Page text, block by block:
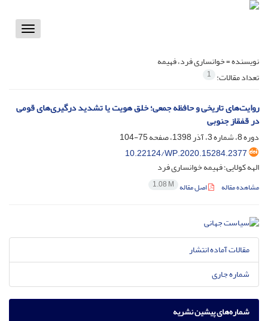
Toggle
نویسنده =خوانساری فرد، فهیمه
تعداد مقالات: 1
روایت‌های‌ تاریخی و حافظه جمعی؛ خلق هویت یا تشدید درگیری‌های قومی
در قفقاز جنوبی
دوره 8، شماره 3، آذر 1398، صفحه
75-104
10.22124/WP.2020.15284.2377
الهه کولایی؛ فهیمه خوانساری فرد
مشاهده مقاله اصل مقاله 1.08 M
مقالات آماده انتشار
شماره جاری
شماره‌های پیشین نشریه